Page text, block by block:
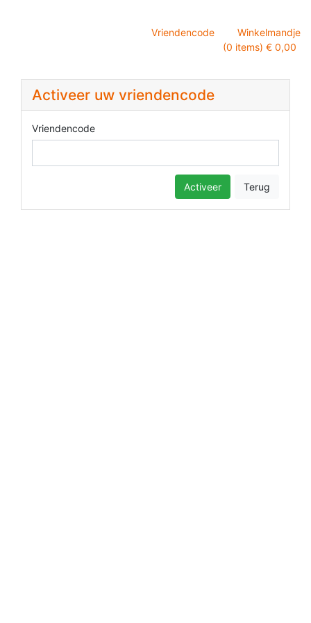
Vriendencode
Winkelmandje
(0 items) € 0,00
Activeer uw vriendencode
Vriendencode
Terug
Activeer